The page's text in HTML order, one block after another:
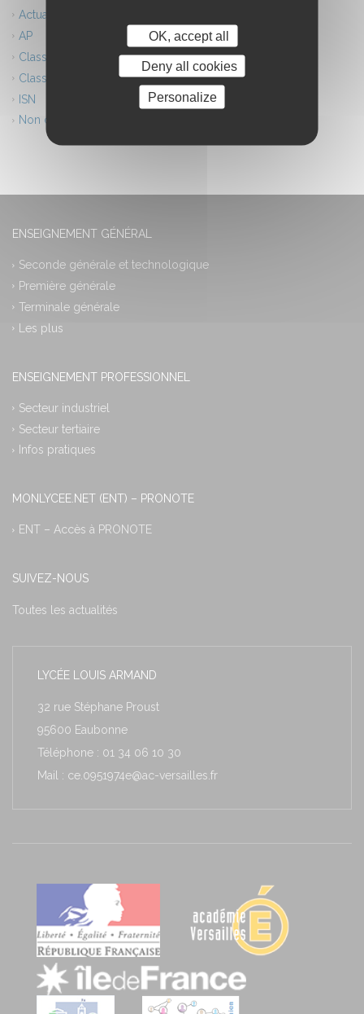
Actualités
AP
Classes européennes
Classes innovantes
ISN
Non classé
ENSEIGNEMENT GÉNÉRAL
Seconde générale et technologique
Première générale
Terminale générale
Les plus
ENSEIGNEMENT PROFESSIONNEL
Secteur industriel
Secteur tertiaire
Infos pratiques
MONLYCEE.NET (ENT) – PRONOTE
ENT – Accès à PRONOTE
SUIVEZ-NOUS
Toutes les actualités
LYCÉE LOUIS ARMAND
32 rue Stéphane Proust
95600 Eaubonne
Téléphone : 01 34 06 10 30
Mail : ce.0951974e@ac-versailles.fr
OK, accept all
Deny all cookies
Personalize